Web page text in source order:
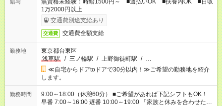
給与
無資格未経験：時給1500円～ ■週払いOK ■扶養内OK ■日収
1万2000円以上
交通費別途支給あり
交通費 交通費全額支給
勤務地
東京都台東区
浅草駅
/ 三ノ輪駅 / 上野御徒町駅 / …
≪自宅からドアtoドアで30分以内！≫ご希望の勤務地を紹介
します。
勤務時間
9:00～18:00（休憩60分） ■ご希望があれば下記シフトもOK！
早番 7:00～16:00 遅番 10:00～19:00 「家族と休みを合わせた